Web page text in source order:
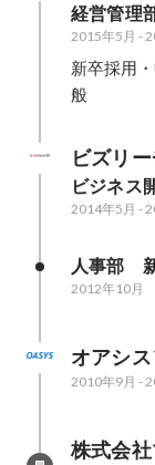
経営管理
2015年5月 -
新卒採用
般
ビズリ
ビジネス
2014年5月 -
人事部　
2012年10月
オアシ
2010年9月 -
株式会